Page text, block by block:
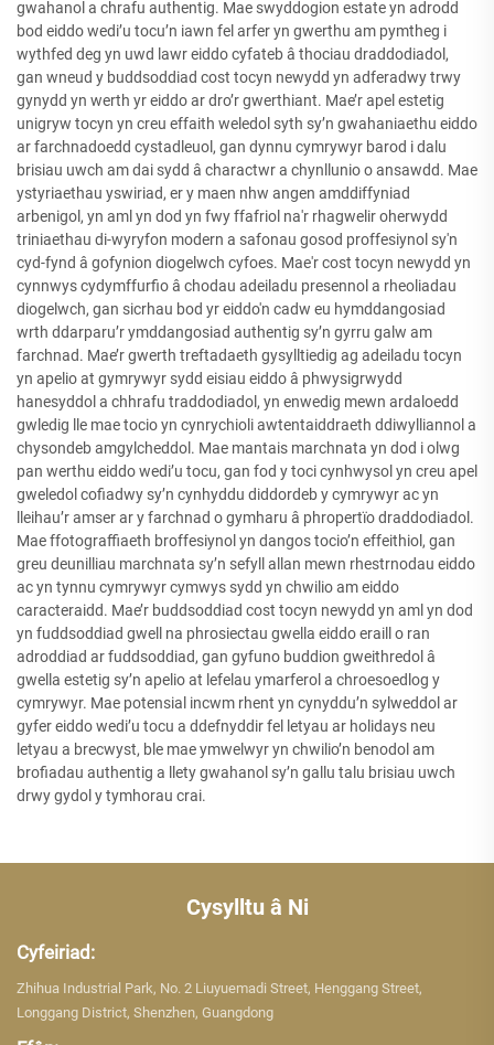
gwahanol a chrafu authentig. Mae swyddogion estate yn adrodd
bod eiddo wedi’u tocu’n iawn fel arfer yn gwerthu am pymtheg i
wythfed deg yn uwd lawr eiddo cyfateb â thociau draddodiadol,
gan wneud y buddsoddiad cost tocyn newydd yn adferadwy trwy
gynydd yn werth yr eiddo ar dro’r gwerthiant. Mae’r apel estetig
unigryw tocyn yn creu effaith weledol syth sy’n gwahaniaethu eiddo
ar farchnadoedd cystadleuol, gan dynnu cymrywyr barod i dalu
brisiau uwch am dai sydd â charactwr a chynllunio o ansawdd. Mae
ystyriaethau yswiriad, er y maen nhw angen amddiffyniad
arbenigol, yn aml yn dod yn fwy ffafriol na'r rhagwelir oherwydd
triniaethau di-wyryfon modern a safonau gosod proffesiynol sy'n
cyd-fynd â gofynion diogelwch cyfoes. Mae'r cost tocyn newydd yn
cynnwys cydymffurfio â chodau adeiladu presennol a rheoliadau
diogelwch, gan sicrhau bod yr eiddo'n cadw eu hymddangosiad
wrth ddarparu’r ymddangosiad authentig sy’n gyrru galw am
farchnad. Mae’r gwerth treftadaeth gysylltiedig ag adeiladu tocyn
yn apelio at gymrywyr sydd eisiau eiddo â phwysigrwydd
hanesyddol a chhrafu traddodiadol, yn enwedig mewn ardaloedd
gwledig lle mae tocio yn cynrychioli awtentaiddraeth ddiwylliannol a
chysondeb amgylcheddol. Mae mantais marchnata yn dod i olwg
pan werthu eiddo wedi’u tocu, gan fod y toci cynhwysol yn creu apel
gweledol cofiadwy sy’n cynhyddu diddordeb y cymrywyr ac yn
lleihau’r amser ar y farchnad o gymharu â phropertïo draddodiadol.
Mae ffotograffiaeth broffesiynol yn dangos tocio’n effeithiol, gan
greu deunilliau marchnata sy’n sefyll allan mewn rhestrnodau eiddo
ac yn tynnu cymrywyr cymwys sydd yn chwilio am eiddo
caracteraidd. Mae’r buddsoddiad cost tocyn newydd yn aml yn dod
yn fuddsoddiad gwell na phrosiectau gwella eiddo eraill o ran
adroddiad ar fuddsoddiad, gan gyfuno buddion gweithredol â
gwella estetig sy’n apelio at lefelau ymarferol a chroesoedlog y
cymrywyr. Mae potensial incwm rhent yn cynyddu’n sylweddol ar
gyfer eiddo wedi’u tocu a ddefnyddir fel letyau ar holidays neu
letyau a brecwyst, ble mae ymwelwyr yn chwilio’n benodol am
brofiadau authentig a llety gwahanol sy’n gallu talu brisiau uwch
drwy gydol y tymhorau crai.
Cysylltu â Ni
Cyfeiriad:
Zhihua Industrial Park, No. 2 Liuyuemadi Street, Henggang Street,
Longgang District, Shenzhen, Guangdong